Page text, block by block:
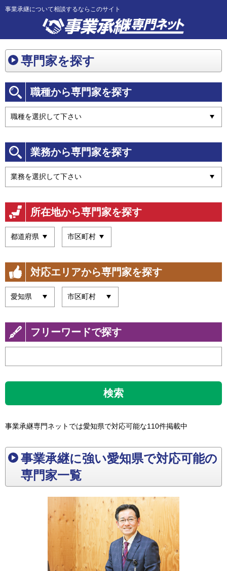
事業承継について相談するならこのサイト
専門家を探す
職種から専門家を探す
業務から専門家を探す
所在地から専門家を探す
対応エリアから専門家を探す
フリーワードで探す
検索
事業承継専門ネットでは愛知県で対応可能な110件掲載中
事業承継に強い愛知県で対応可能の
専門家一覧